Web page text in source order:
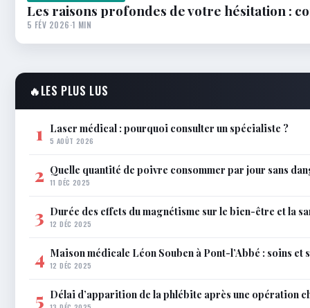
Les raisons profondes de votre hésitation :
5 FÉV 2026·1 MIN
🔥LES PLUS LUS
1 Laser médical : pourquoi consulter un spécialiste ?
5 AOÛT 2026
2 Quelle quantité de poivre consommer par jour sans
11 DÉC 2025
3 Durée des effets du magnétisme sur le bien-être et la
12 DÉC 2025
4 Maison médicale Léon Souben à Pont-l’Abbé : soins et
12 DÉC 2025
5 Délai d’apparition de la phlébite après une opération